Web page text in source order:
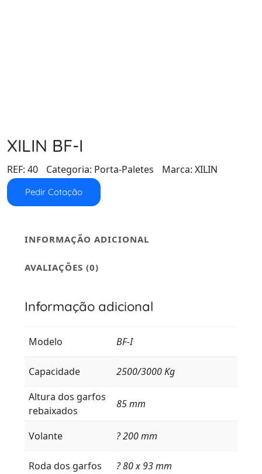
XILIN BF-I
REF: 40 Categoria: Porta-Paletes Marca: XILIN
Pedir Cotação
INFORMAÇÃO ADICIONAL
AVALIAÇÕES (0)
Informação adicional
Modelo BF-I
Capacidade
2500/3000 Kg
Altura dos garfos
rebaixados
85 mm
Volante ? 200 mm
Roda dos garfos
? 80 x 93 mm